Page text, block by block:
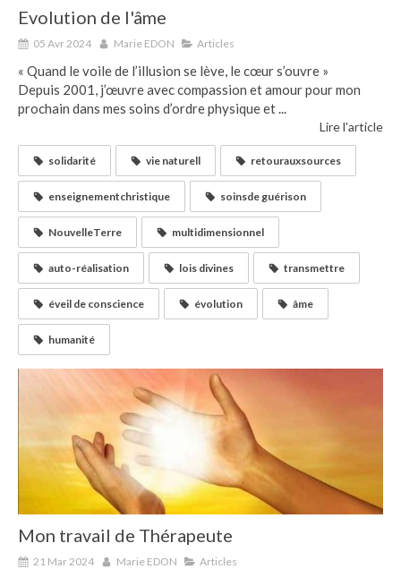
Evolution de l'âme
05 Avr 2024 Marie EDON Articles
« Quand le voile de l’illusion se lève, le cœur s’ouvre »
Depuis 2001, j’œuvre avec compassion et amour pour mon
prochain dans mes soins d’ordre physique et ...
Lire l'article
solidarité vie naturell retourauxsources
enseignementchristique soinsde guérison
NouvelleTerre multidimensionnel
auto-réalisation lois divines transmettre
éveil de conscience évolution âme
humanité
Mon travail de Thérapeute
21 Mar 2024 Marie EDON Articles